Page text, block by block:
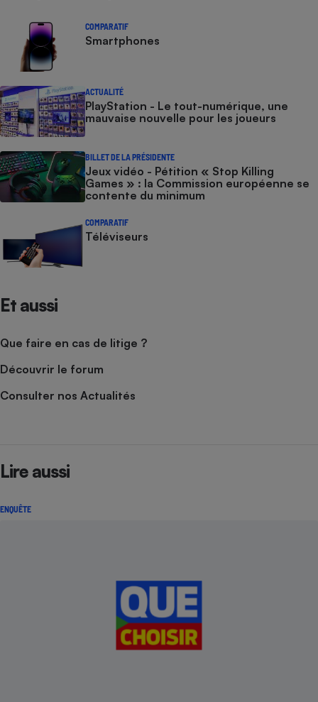
COMPARATIF
Smartphones
ACTUALITÉ
PlayStation - Le tout-numérique, une
mauvaise nouvelle pour les joueurs
BILLET DE LA PRÉSIDENTE
Jeux vidéo - Pétition « Stop Killing
Games » : la Commission européenne se
contente du minimum​​​​​​
COMPARATIF
Téléviseurs
Et aussi
Que faire en cas de litige ?
Découvrir le forum
Consulter nos Actualités
Lire aussi
ENQUÊTE